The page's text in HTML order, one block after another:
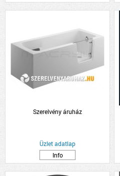
Szerelvény áruház
Üzlet adatlap
Info